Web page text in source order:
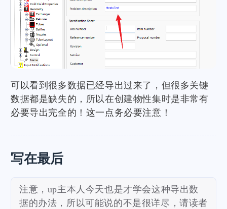
可以看到很多数据已经导出过来了，但很多关键
数据都是缺失的，所以在创建物性集时是非常有
必要导出完全的！这一点务必要注意！
写在最后
注意，up主本人今天也是才学会这种导出数
据的办法，所以可能说的不是很详尽，请读者